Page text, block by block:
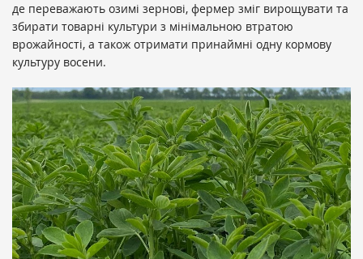
де переважають озимі зернові, фермер зміг вирощувати та
збирати товарні культури з мінімальною втратою
врожайності, а також отримати принаймні одну кормову
культуру восени.